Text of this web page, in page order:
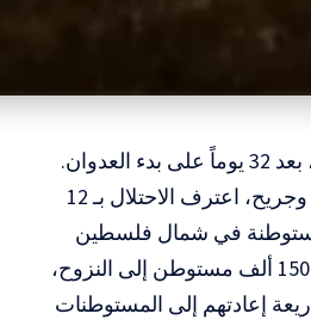
المسار الاخباري: تطوران رئيسيان سجّلتهما المقاومة اللبنانية أمس، بعد 32 يوماً على بدء العدوان.
الأول، إلحاق خسائر جسيمة بجنود الاحتلال لامست الـ 100 بين قتيل وجريح، اعترف الاحتلال بـ 12
من 60 جريحاً منهم؛ والثاني، توجيه إنذار إلى سكان 25 مستوطنة في شمال فلسطين
بإخلائها لأنها ستتعامل معها كأهداف عسكرية، وبالتالي دفع أكثر من 150 ألف مستوطن إلى النزوح،
إعادتهم إلى المستوطنات